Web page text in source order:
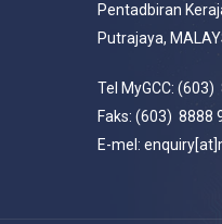
Pentadbiran
Putrajaya,
Tel MyGCC:
Faks: (603) 8888
E-mel: